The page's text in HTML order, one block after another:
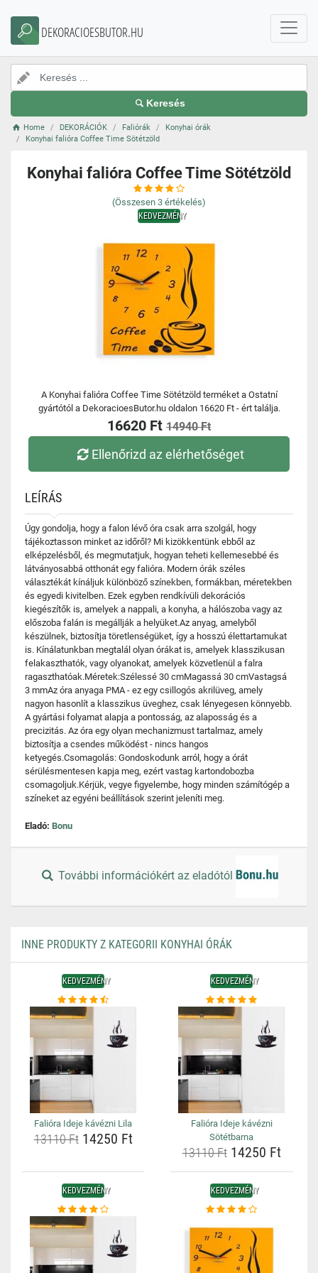
DEKORACIOESBUTOR.HU
Keresés
Home DEKORÁCIÓK Faliórák
Konyhai órák
Konyhai falióra Coffee Time Sötétzöld
Konyhai falióra Coffee Time Sötétzöld
(Összesen 3 értékelés)
KEDVEZMÉNY
A Konyhai falióra Coffee Time Sötétzöld terméket a Ostatní
gyártótól a DekoracioesButor.hu oldalon 16620 Ft - ért találja.
16620 Ft 14940 Ft
Ellenőrizd az elérhetőséget
LEÍRÁS
Úgy gondolja, hogy a falon lévő óra csak arra szolgál, hogy
tájékoztasson minket az időről? Mi kizökkentünk ebből az
elképzelésből, és megmutatjuk, hogyan teheti kellemesebbé és
látványosabbá otthonát egy falióra. Modern órák széles
választékát kínáljuk különböző színekben, formákban, méretekben
és egyedi kivitelben. Ezek egyben rendkívüli dekorációs
kiegészítők is, amelyek a nappali, a konyha, a hálószoba vagy az
előszoba falán is megállják a helyüket.Az anyag, amelyből
készülnek, biztosítja töretlenségüket, így a hosszú élettartamukat
is. Kínálatunkban megtalál olyan órákat is, amelyek klasszikusan
felakaszthatók, vagy olyanokat, amelyek közvetlenül a falra
ragaszthatóak.Méretek:Szélessé 30 cmMagassá 30 cmVastagsá
3 mmAz óra anyaga PMA - ez egy csillogós akrilüveg, amely
nagyon hasonlít a klasszikus üveghez, csak lényegesen könnyebb.
A gyártási folyamat alapja a pontosság, az alaposság és a
precizitás. Az óra egy olyan mechanizmust tartalmaz, amely
biztosítja a csendes működést - nincs hangos
ketyegés.Csomagolás: Gondoskodunk arról, hogy a órát
sérülésmentesen kapja meg, ezért vastag kartondobozba
csomagoljuk.Kérjük, vegye figyelembe, hogy minden számítógép a
színeket az egyéni beállítások szerint jeleníti meg.
Eladó: Bonu
További információkért az eladótól
INNE PRODUKTY Z KATEGORII KONYHAI ÓRÁK
KEDVEZMÉNY
Falióra Ideje kávézni Lila
13110 Ft14250 Ft
KEDVEZMÉNY
Falióra Ideje kávézni
Sötétbarna
13110 Ft14250 Ft
KEDVEZMÉNY KEDVEZMÉNY